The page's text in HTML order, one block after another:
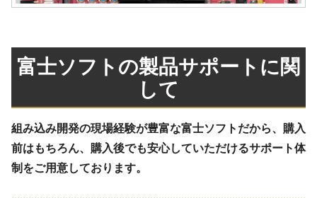
富士ソフトの製品サポートに関
して
組み込み開発の現場経験が豊富な富士ソフトだから、購入
前はもちろん、購入後でも安心していただけるサポート体
制をご用意しております。